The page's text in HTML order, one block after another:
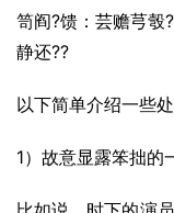
笥阎?馈：芸赡芎彀
静还??
以下简单介绍一些
1）故意显露笨拙的